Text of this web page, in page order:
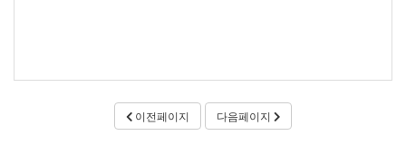
이전페이지 다음페이지